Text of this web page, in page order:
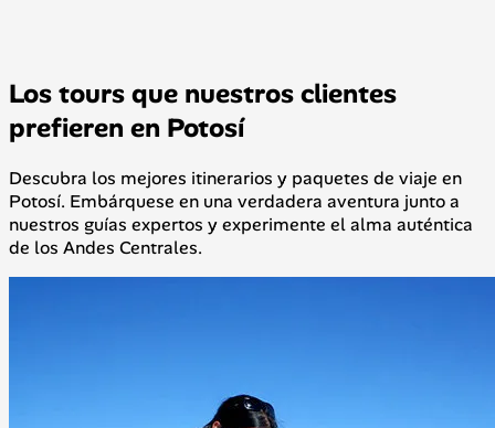
Los tours que nuestros clientes
prefieren en Potosí
Descubra los mejores itinerarios y paquetes de viaje en
Potosí. Embárquese en una verdadera aventura junto a
nuestros guías expertos y experimente el alma auténtica
de los Andes Centrales.